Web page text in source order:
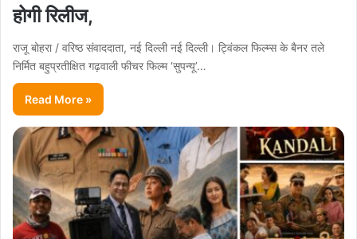
होगी रिलीज,
राजू बोहरा / वरिष्ठ संवाददाता, नई दिल्ली नई दिल्ली। ट्विंकल फिल्म्स के बैनर तले
निर्मित बहुप्रतीक्षित गढ़वाली फीचर फिल्म ‘सुपन्यू’…
Read More »